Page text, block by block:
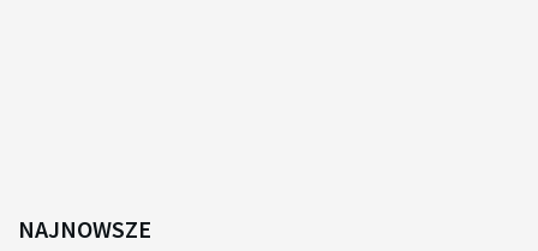
NAJNOWSZE